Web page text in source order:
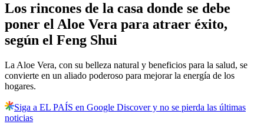
Los rincones de la casa donde se debe
poner el Aloe Vera para atraer éxito,
según el Feng Shui
La Aloe Vera, con su belleza natural y beneficios para la salud, se
convierte en un aliado poderoso para mejorar la energía de los
hogares.
Siga a EL PAÍS en Google Discover y no se pierda las últimas
noticias